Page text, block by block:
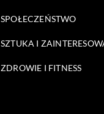
SPOŁECZEŃSTWO
SZTUKA I
ZDROWIE I FITNESS